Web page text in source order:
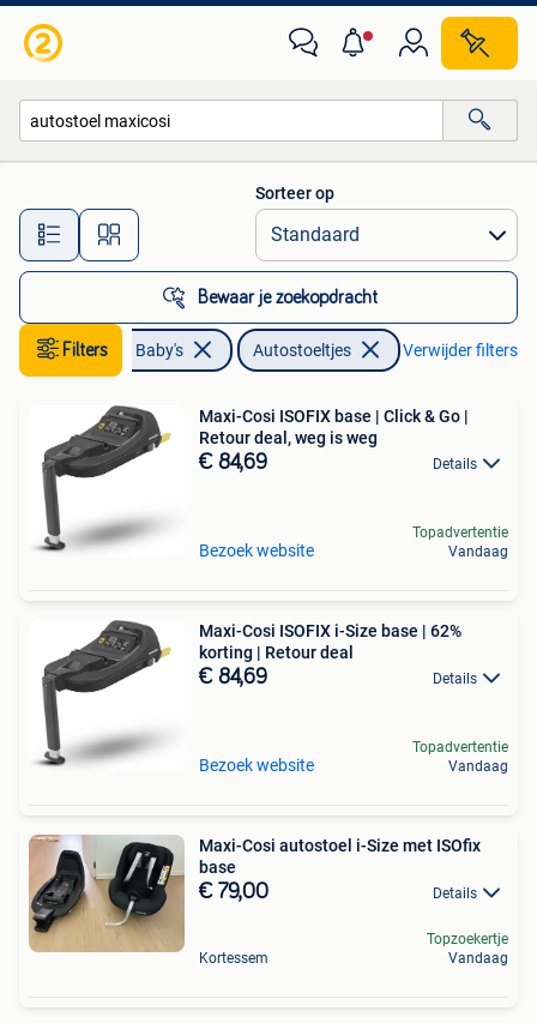
Alle afstanden…
Sorteer op
Bewaar je zoekopdracht
Filters
Kinderen en Baby's Autostoeltjes Verwijder filters
Maxi-Cosi ISOFIX base | Click & Go |
Retour deal, weg is weg
€ 84,69 Details
Bezoek website
Topadvertentie
Vandaag
Maxi-Cosi ISOFIX i-Size base | 62%
korting | Retour deal
€ 84,69 Details
Bezoek website
Topadvertentie
Vandaag
Maxi-Cosi autostoel i-Size met ISOfix
base
€ 79,00 Details
Kortessem
Topzoekertje
Vandaag